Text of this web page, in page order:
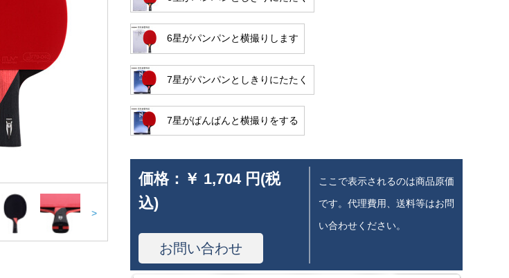
>
6星がパンパンと横撮りします
7星がパンパンとしきりにたたく
7星がぱんぱんと横撮りをする
価格： ￥ 1,704 円(税
込)
お問い合わせ
ここで表示されるのは商品原価
です。代理費用、送料等はお問
い合わせください。